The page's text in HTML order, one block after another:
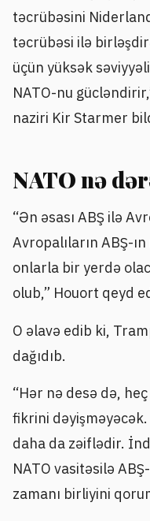
təcrübəsini
təcrübəsi ilə
üçün yüksək
NATO-nu
naziri Kir Starmer
NATO nə
“Ən əsası ABŞ ilə
Avropalıların ABŞ-
onlarla bir yerdə
olub,” Houort qeyd
O əlavə edib ki,
dağıdıb.
“Hər nə desə də,
fikrini
daha da zəiflədir.
NATO vasitəsilə
zamanı birliyini